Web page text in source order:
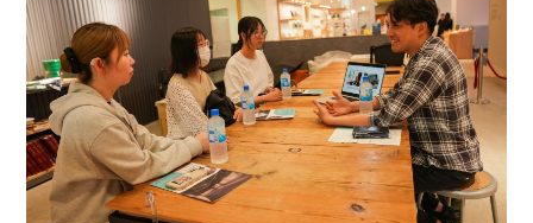
高校生・受験生の方 在学生の方
卒業生の方 企業の方